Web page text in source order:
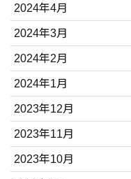
2024年4月
2024年3月
2024年2月
2024年1月
2023年12月
2023年11月
2023年10月